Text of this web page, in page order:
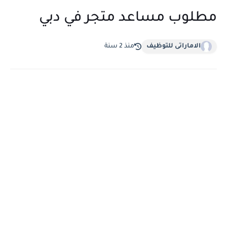
مطلوب مساعد متجر في دبي
الاماراتى للتوظيف منذ 2 سنة